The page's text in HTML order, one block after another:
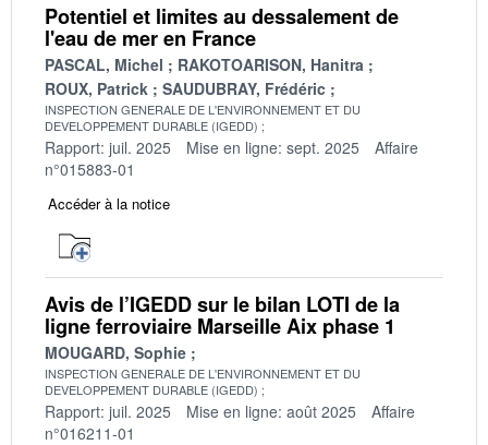
Potentiel et limites au dessalement de
l'eau de mer en France
PASCAL, Michel
RAKOTOARISON, Hanitra
ROUX, Patrick
SAUDUBRAY, Frédéric
INSPECTION GENERALE DE L'ENVIRONNEMENT ET DU
DEVELOPPEMENT DURABLE (IGEDD)
Rapport: juil. 2025 Mise en ligne: sept. 2025
Affaire
n°015883-01
Accéder à la notice
Avis de l’IGEDD sur le bilan LOTI de la
ligne ferroviaire Marseille Aix phase 1
MOUGARD, Sophie
INSPECTION GENERALE DE L'ENVIRONNEMENT ET DU
DEVELOPPEMENT DURABLE (IGEDD)
Rapport: juil. 2025 Mise en ligne: août 2025
Affaire
n°016211-01